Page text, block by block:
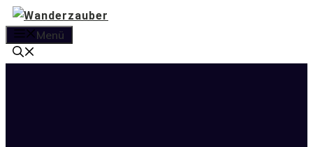
Zum
Inhalt
springen
Menü